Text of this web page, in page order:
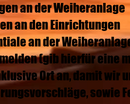
an der Weiheranlage
an den Einrichtungen
an der
(gib hierfür eine
Ort an, damit wir
sowie